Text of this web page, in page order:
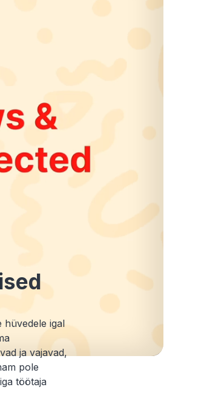
hüvedele igal
ja vajavad,
pole
töötaja